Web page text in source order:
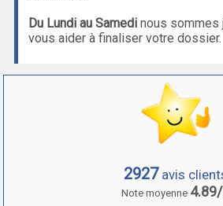
Du Lundi au Samedinous sommes
vous aider à finaliser votre dossier.
2927avis
Note moyenne